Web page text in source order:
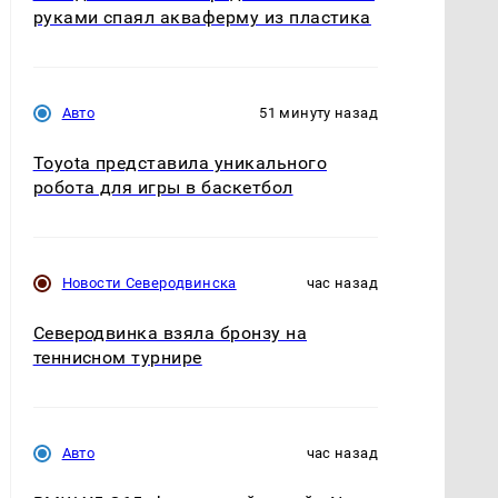
руками спаял акваферму из пластика
Авто 51 минуту назад
Toyota представила уникального
робота для игры в баскетбол
Новости Северодвинска час назад
Северодвинка взяла бронзу на
теннисном турнире
Авто час назад